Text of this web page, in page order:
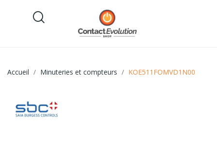
Accueil Minuteries et compteurs KOE511FOMVD1N00